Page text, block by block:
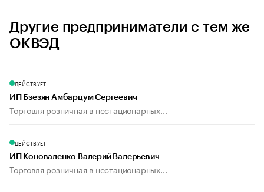
Другие предприниматели с тем же
ОКВЭД
ДЕЙСТВУЕТ
ИП Бзезян Амбарцум Сергеевич
Торговля розничная в нестационарных...
ДЕЙСТВУЕТ
ИП Коноваленко Валерий Валерьевич
Торговля розничная в нестационарных...